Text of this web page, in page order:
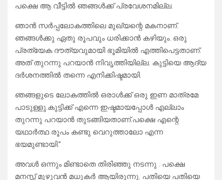
പക്ഷെ ആ വീട്ടിൽ ഞങ്ങൾക്ക് പ്രവേശനമില്ല.
ഞാൻ സർപ്പലോകത്തിലെ മുഖ്യന്റെ മകനാണ്.
ഞങ്ങൾക്കു ഏതു രൂപവും ധരിക്കാൻ കഴിയും. ഒരു
പ്രത്യേക ദൗത്യവുമായി ഭൂമിയിൽ എത്തിപെട്ടതാണ്.
അത് തുറന്നു പറയാൻ നിവൃത്തിയില്ല. കുട്ടിയെ ആദ്യ
ദർശനത്തിൽ തന്നെ എനിക്കിഷ്ടമായി.
ഞങ്ങളുടെ ലോകത്തിൽ ഒരാൾക്ക് ഒരു ഇണ മാത്രമേ
പാടുള്ളു.കുട്ടിക്ക് എന്നെ ഇഷ്ടമായപ്പോൾ എല്ലാം
തുറന്നു പറയാൻ തുടങ്ങിയതാണ്.പക്ഷെ എന്റെ
യഥാർത്ഥ രൂപം കണ്ടു വെറുത്താലോ എന്ന
ഭയമുണ്ടായി.”
അവൾ ഒന്നും മിണ്ടാതെ തിരിഞ്ഞു നടന്നു . പക്ഷെ
മനസ്സ് മുഴുവൻ മധുകർ ആയിരുന്നു. പതിയെ പതിയെ